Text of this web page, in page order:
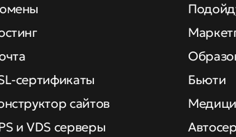
сертификаты
сайтов
и VDS серверы
Бьюти